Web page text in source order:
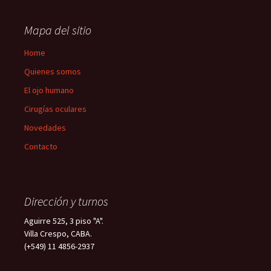
Mapa del sitio
Home
Quienes somos
El ojo humano
Cirugías oculares
Novedades
Contacto
Dirección y turnos
Aguirre 525, 3 piso "A".
Villa Crespo, CABA.
(+549) 11 4856-2937